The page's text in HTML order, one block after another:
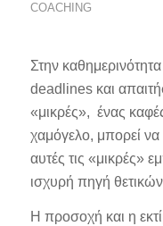
COACHING
Στην
deadlines και
«μικρές», ένας
χαμόγελο, μπορεί
αυτές τις «μικρές»
ισχυρή πηγή
Η προσοχή και η